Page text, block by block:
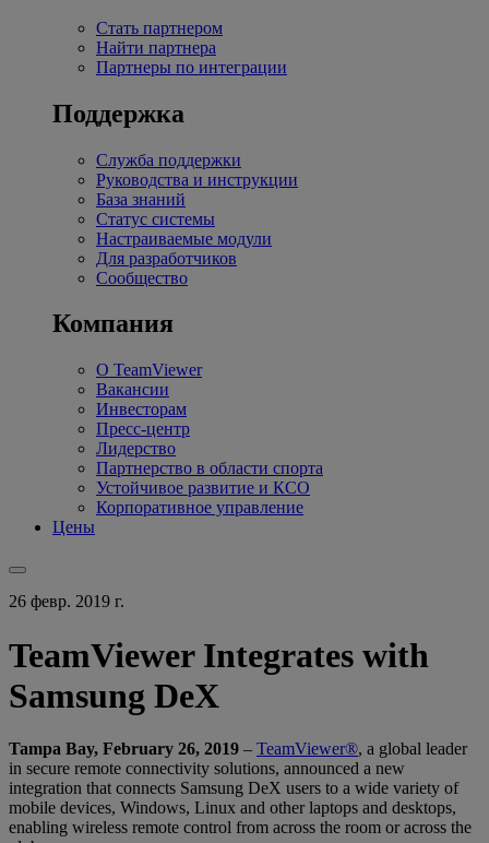
Стать партнером
Найти партнера
Партнеры по интеграции
Поддержка
Служба поддержки
Руководства и инструкции
База знаний
Статус системы
Настраиваемые модули
Для разработчиков
Сообщество
Компания
О TeamViewer
Вакансии
Инвесторам
Пресс-центр
Лидерство
Партнерство в области спорта
Устойчивое развитие и КСО
Корпоративное управление
Цены
26 февр. 2019 г.
TeamViewer Integrates with
Samsung DeX
Tampa Bay, February 26, 2019 – TeamViewer®, a global leader
in secure remote connectivity solutions, announced a new
integration that connects Samsung DeX users to a wide variety of
mobile devices, Windows, Linux and other laptops and desktops,
enabling wireless remote control from across the room or across the